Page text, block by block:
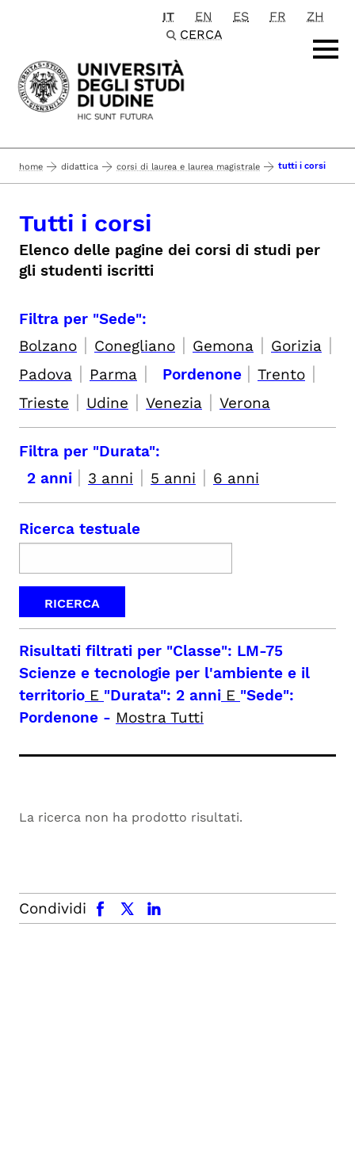
Passa al contenuto principale
IT EN ES FR
ZH
CERCA
home didattica corsi di laurea e laurea magistrale tutti i corsi
Tutti i corsi
Elenco delle pagine dei corsi di studi per
gli studenti iscritti
Filtra per "Sede":
Bolzano | Conegliano | Gemona | Gorizia |
Padova | Parma | Pordenone | Trento |
Trieste | Udine | Venezia | Verona
Filtra per "Durata":
2 anni | 3 anni | 5 anni | 6 anni
Ricerca testuale
Risultati filtrati per "Classe": LM-75
Scienze e tecnologie per l'ambiente e il
territorio E "Durata": 2 anni E "Sede":
Pordenone - Mostra Tutti
La ricerca non ha prodotto risultati.
Condividi
facebook x.com linkedin